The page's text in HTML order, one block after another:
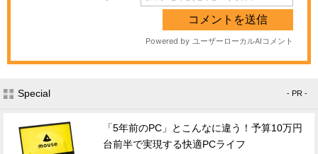
Special - PR -
「5年前のPC」とこんなに違う！予算10万円
台前半で実現する快適PCライフ